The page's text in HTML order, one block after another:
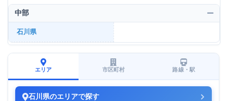
中部
石川県
エリア 市区町村 路線・駅
石川県のエリアで探す